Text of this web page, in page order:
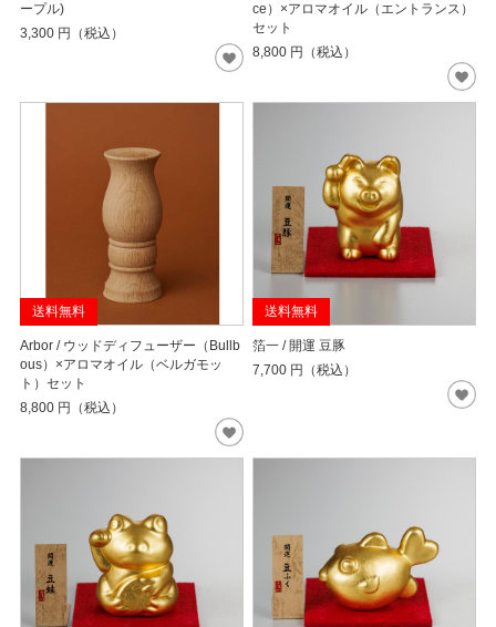
ープル)
3,300 円（税込）
ce）×アロマオイル（エントランス）
セット
8,800 円（税込）
送料無料
Arbor / ウッドディフューザー（Bullb
ous）×アロマオイル（ベルガモッ
ト）セット
8,800 円（税込）
送料無料
箔一 / 開運 豆豚
7,700 円（税込）